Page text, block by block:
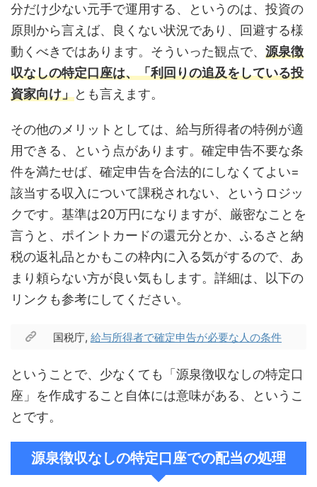
分だけ少ない元手で運用する、というのは、投資の
原則から言えば、良くない状況であり、回避する様
動くべきではあります。そういった観点で、 源泉徴
収なしの特定口座は、「利回りの追及をしている投
資家向け」とも言えます。
その他のメリットとしては、給与所得者の特例が適
用できる、という点があります。確定申告不要な条
件を満たせば、確定申告を合法的にしなくてよい=
該当する収入について課税されない、というロジッ
クです。基準は20万円になりますが、厳密なことを
言うと、ポイントカードの還元分とか、ふるさと納
税の返礼品とかもこの枠内に入る気がするので、あ
まり頼らない方が良い気もします。詳細は、以下の
リンクも参考にしてください。
国税庁, 給与所得者で確定申告が必要な人の条件
ということで、少なくても「源泉徴収なしの特定口
座」を作成すること自体には意味がある、というこ
とです。
源泉徴収なしの特定口座での配当の処理